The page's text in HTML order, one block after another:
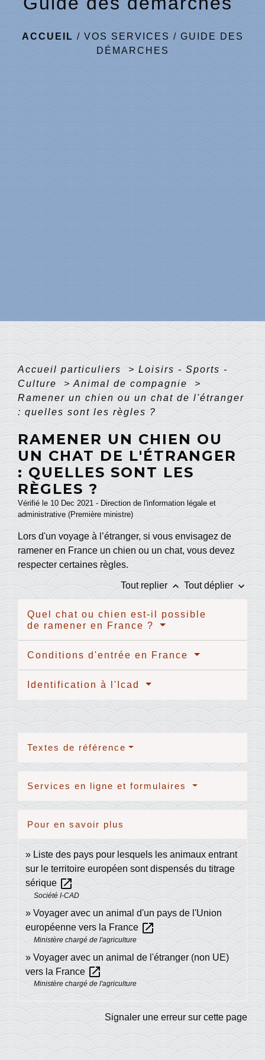
ACCUEIL / VOS SERVICES / GUIDE DES
DÉMARCHES
Accueil particuliers > Loisirs - Sports -
Culture
> Animal de compagnie
>
Ramener un chien ou un chat de l'étranger
: quelles sont les règles ?
RAMENER UN CHIEN OU
UN CHAT DE L'ÉTRANGER
: QUELLES SONT LES
RÈGLES ?
Vérifié le 10 Dec 2021 - Direction de l'information légale et
administrative (Première ministre)
Lors d'un voyage à l’étranger, si vous envisagez de
ramener en France un chien ou un chat, vous devez
respecter certaines règles.
Tout replier keyboard_arrow_up Tout déplier keyboard_arrow_down
Quel chat ou chien est-il possible
de ramener en France ?
Conditions d'entrée en France
Identification à l'Icad
Textes de référence
Services en ligne et formulaires
Pour en savoir plus
Liste des pays pour lesquels les animaux entrant
sur le territoire européen sont dispensés du titrage
sérique open_in_new
Société I-CAD
Voyager avec un animal d'un pays de l'Union
européenne vers la France open_in_new
Ministère chargé de l'agriculture
Voyager avec un animal de l'étranger (non UE)
vers la France open_in_new
Ministère chargé de l'agriculture
Signaler une erreur sur cette page